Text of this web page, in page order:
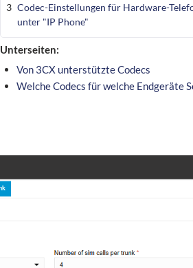
3 Codec-Einstellungen für Hardware-
unter "IP Phone"
Unterseiten:
Von 3CX unterstützte Codecs
Welche Codecs für welche Endgeräte